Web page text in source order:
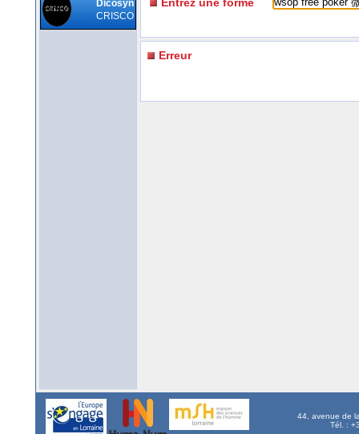
Dicosyn
CRISCO
Erreur
44, avenue de
Tél. :